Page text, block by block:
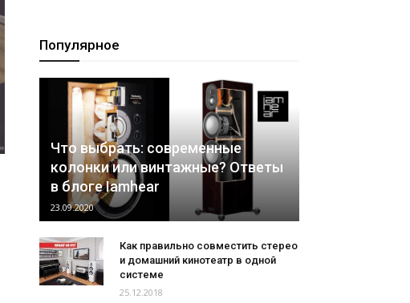
Популярное
Что выбрать: современные
колонки или винтажные? Ответы
в блоге Iamhear
23.09.2020
Как правильно совместить стерео
и домашний кинотеатр в одной
системе
25.12.2018